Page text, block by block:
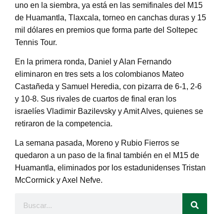
uno en la siembra, ya está en las semifinales del M15
de Huamantla, Tlaxcala, torneo en canchas duras y 15
mil dólares en premios que forma parte del Soltepec
Tennis Tour.
En la primera ronda, Daniel y Alan Fernando
eliminaron en tres sets a los colombianos Mateo
Castañeda y Samuel Heredia, con pizarra de 6-1, 2-6
y 10-8. Sus rivales de cuartos de final eran los
israelíes Vladimir Bazilevsky y Amit Alves, quienes se
retiraron de la competencia.
La semana pasada, Moreno y Rubio Fierros se
quedaron a un paso de la final también en el M15 de
Huamantla, eliminados por los estadunidenses Tristan
McCormick y Axel Nefve.